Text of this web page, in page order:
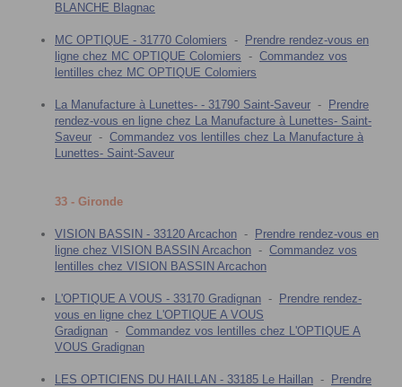
BLANCHE Blagnac
MC OPTIQUE - 31770 Colomiers -
Prendre rendez-vous en
ligne chez MC OPTIQUE Colomiers - Commandez vos
lentilles chez MC OPTIQUE Colomiers
La Manufacture à Lunettes- - 31790 Saint-Saveur -
Prendre
rendez-vous en ligne chez La Manufacture à Lunettes- Saint-
Saveur - Commandez vos lentilles chez La Manufacture à
Lunettes- Saint-Saveur
33 - Gironde
VISION BASSIN - 33120 Arcachon -
Prendre rendez-vous en
ligne chez VISION BASSIN Arcachon - Commandez vos
lentilles chez VISION BASSIN Arcachon
L'OPTIQUE A VOUS - 33170 Gradignan -
Prendre rendez-
vous en ligne chez L'OPTIQUE A VOUS
Gradignan - Commandez vos lentilles chez L'OPTIQUE A
VOUS Gradignan
LES OPTICIENS DU HAILLAN - 33185 Le Haillan -
Prendre